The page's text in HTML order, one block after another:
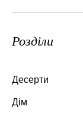
Розділи
Десерти
Дім